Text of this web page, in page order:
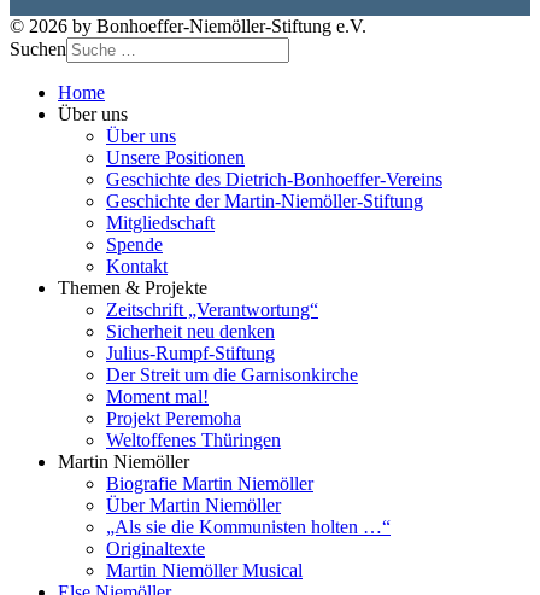
© 2026 by Bonhoeffer-Niemöller-Stiftung e.V.
Suchen
Home
Über uns
Über uns
Unsere Positionen
Geschichte des Dietrich-Bonhoeffer-Vereins
Geschichte der Martin-Niemöller-Stiftung
Mitgliedschaft
Spende
Kontakt
Themen & Projekte
Zeitschrift „Verantwortung“
Sicherheit neu denken
Julius-Rumpf-Stiftung
Der Streit um die Garnisonkirche
Moment mal!
Projekt Peremoha
Weltoffenes Thüringen
Martin Niemöller
Biografie Martin Niemöller
Über Martin Niemöller
„Als sie die Kommunisten holten …“
Originaltexte
Martin Niemöller Musical